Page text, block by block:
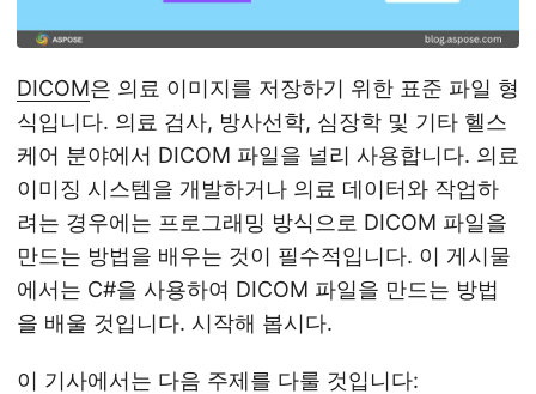
DICOM은 의료 이미지를 저장하기 위한 표준 파일 형
식입니다. 의료 검사, 방사선학, 심장학 및 기타 헬스
케어 분야에서 DICOM 파일을 널리 사용합니다. 의료
이미징 시스템을 개발하거나 의료 데이터와 작업하
려는 경우에는 프로그래밍 방식으로 DICOM 파일을
만드는 방법을 배우는 것이 필수적입니다. 이 게시물
에서는 C#을 사용하여 DICOM 파일을 만드는 방법
을 배울 것입니다. 시작해 봅시다.
이 기사에서는 다음 주제를 다룰 것입니다: